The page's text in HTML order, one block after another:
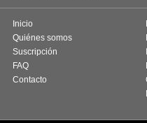
Inicio
Quiénes somos
Suscripción
FAQ
Contacto